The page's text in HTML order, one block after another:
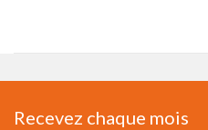
Recevez chaque mois